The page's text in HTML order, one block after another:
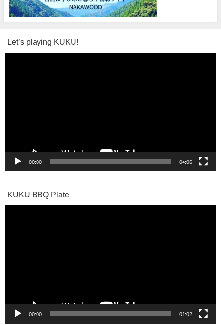
Let’s playing KUKU!
00:00 04:06
KUKU BBQ Plate
00:00 01:02